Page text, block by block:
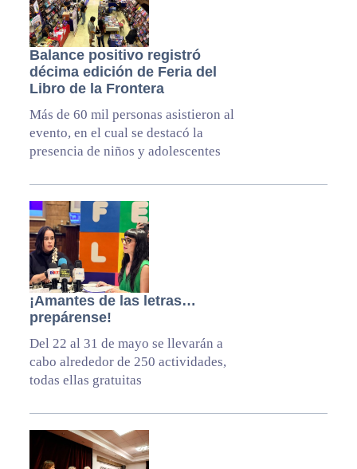
Balance positivo registró
décima edición de Feria del
Libro de la Frontera
Más de 60 mil personas asistieron al
evento, en el cual se destacó la
presencia de niños y adolescentes
¡Amantes de las letras…
prepárense!
Del 22 al 31 de mayo se llevarán a
cabo alrededor de 250 actividades,
todas ellas gratuitas